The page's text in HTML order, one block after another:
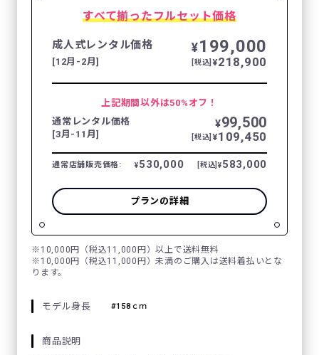
すべて揃ったフルセット価格
成人式レンタル価格
[12月-2月]
¥199,000
[税込] ¥218,900
上記期間以外は50%オフ！
通常レンタル価格
[3月-11月]
¥99,500
[税込] ¥109,450
通常店舗販売価格: ¥530,000 [税込] ¥583,000
プランの詳細
※10,000円（税込11,000円）以上で送料無料
※10,000円（税込11,000円）未満のご購入は送料着払いとな
ります。
モデル身長 158ｃｍ
商品説明